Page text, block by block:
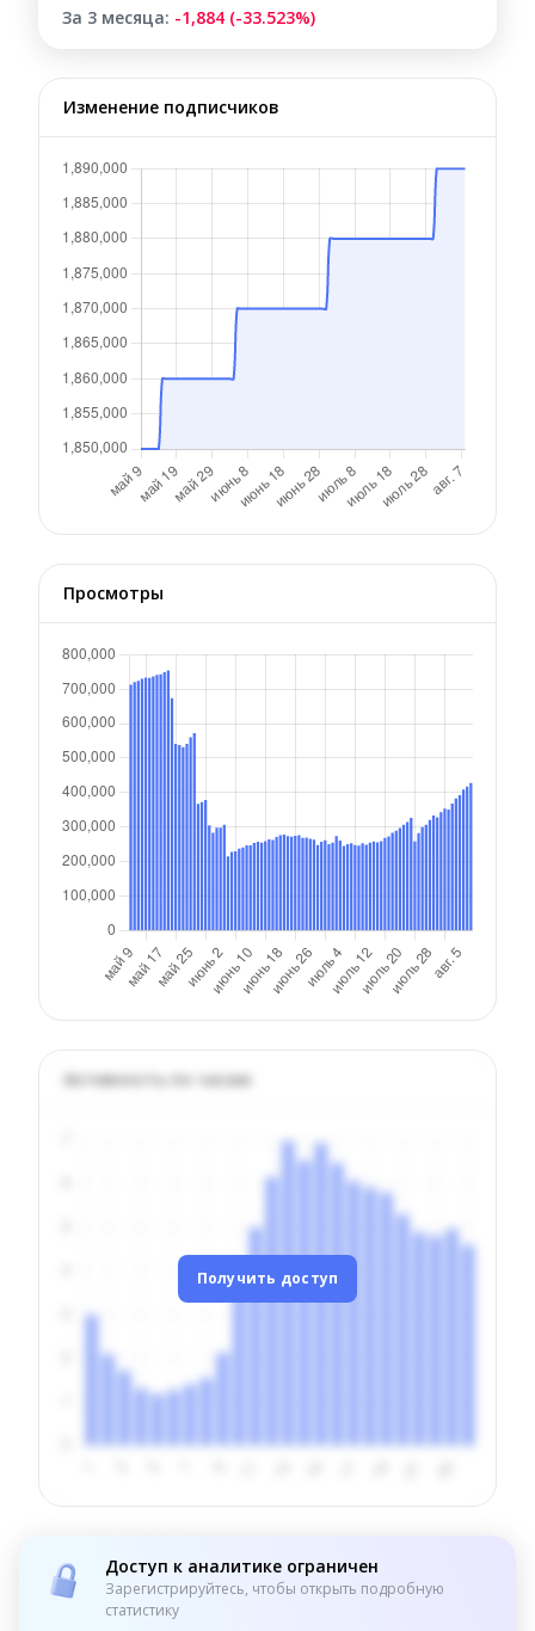
За 3 месяца: -1,884 (-33.523%)
Изменение подписчиков
Просмотры
Активность по часам
Получить доступ
Доступ к аналитике ограничен
Зарегистрируйтесь, чтобы открыть подробную
статистику